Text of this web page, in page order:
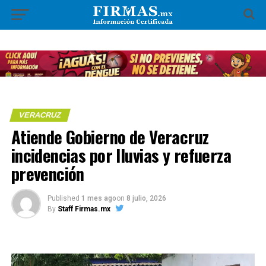
VERACRUZ
Atiende Gobierno de Veracruz
incidencias por lluvias y refuerza
prevención
Published 1 mes agoon 8 julio, 2026
By Staff Firmas.mx